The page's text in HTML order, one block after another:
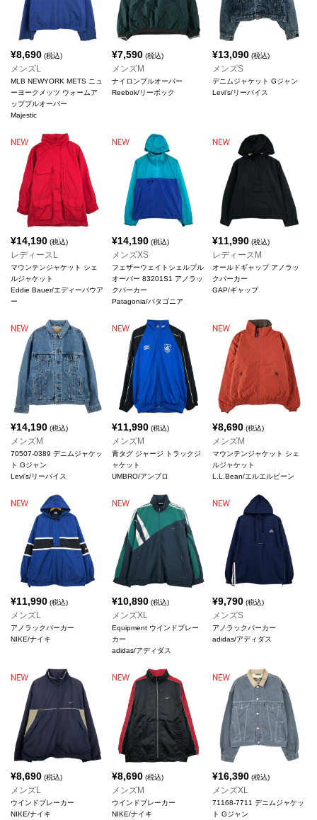
¥8,690 (税込)
メンズL
MLB NEWYORK METS ニュ
ーヨークメッツ ウォームア
ッププルオーバー
Majestic
¥7,590(税込)
メンズM
ナイロンプルオーバー
Reebok/リーボック
¥13,090 (税込)
メンズS
デニムジャケット Gジャン
Levi's/リーバイス
¥14,190 (税込)
レディースL
マウンテンジャケット シェ
ルジャケット
Eddie Bauer/エディーバウア
ー
¥14,190(税込)
メンズXS
フェザーウェイトシェルプル
オーバー 83201S1 アノラッ
クパーカー
Patagonia/パタゴニア
¥11,990 (税込)
レディースM
オールドギャップ アノラッ
クパーカー
GAP/ギャップ
¥14,190 (税込)
メンズM
70507-0389 デニムジャケッ
ト Gジャン
Levi's/リーバイス
¥11,990(税込)
メンズM
青タグ ジャージ トラックジ
ャケット
UMBRO/アンブロ
¥8,690 (税込)
メンズM
マウンテンジャケット シェ
ルジャケット
L.L.Bean/エルエルビーン
¥11,990 (税込)
メンズL
アノラックパーカー
NIKE/ナイキ
¥10,890(税込)
メンズXL
Equipment ウインドブレー
カー
adidas/アディダス
¥9,790 (税込)
メンズS
アノラックパーカー
adidas/アディダス
¥8,690 (税込)
メンズL
ウインドブレーカー
NIKE/ナイキ
¥8,690(税込)
メンズM
ウインドブレーカー
NIKE/ナイキ
¥16,390 (税込)
メンズXL
71168-7711 デニムジャケッ
ト Gジャン